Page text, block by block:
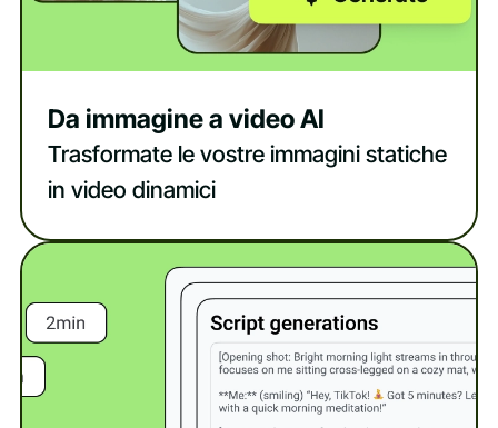
Da immagine a video AI
Trasformate le vostre immagini statiche
in video dinamici